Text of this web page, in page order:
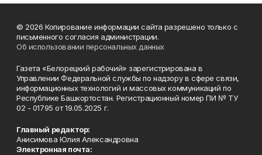
© 2026 Копирование информации сайта разрешено только с
письменного согласия администрации.
Об использовании персональных данных
Газета «Белорецкий рабочий» зарегистрирована в
Управлении Федеральной службы по надзору в сфере связи,
информационных технологий и массовых коммуникаций по
Республике Башкортостан. Регистрационный номер ПИ № ТУ
02 - 01795 от 19.05.2025 г.
Главный редактор:
Анисимова Юлия Александровна
Электронная почта: